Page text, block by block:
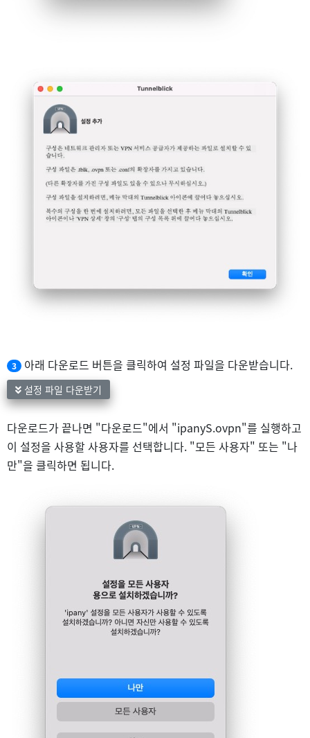
3 아래 다운로드 버튼을 클릭하여 설정 파일을 다운받습니다.
설정 파일 다운받기
다운로드가 끝나면 "다운로드"에서 "ipanyS.ovpn"를 실행하고
이 설정을 사용할 사용자를 선택합니다. "모든 사용자" 또는 "나
만"을 클릭하면 됩니다.